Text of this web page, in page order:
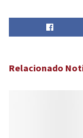
Relacionado